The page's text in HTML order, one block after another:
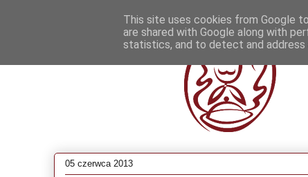
05 czerwca 2013
This site uses cookies from Google
are shared with Google along with
statistics, and to detect and address